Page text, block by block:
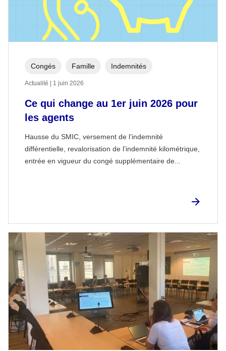
Ce qui change au 1er juin 2026 pour
les agents
Hausse du SMIC, versement de l’indemnité
différentielle, revalorisation de l’indemnité kilométrique,
entrée en vigueur du congé supplémentaire de...
Congés Famille Indemnités
Actualité | 1 juin 2026